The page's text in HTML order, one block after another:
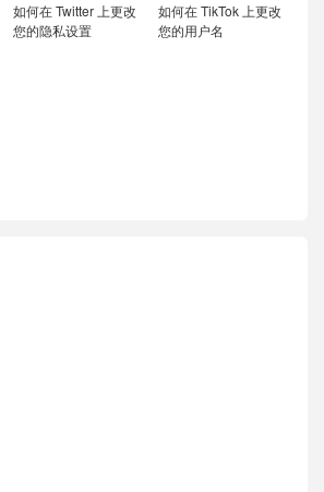
如何在 Twitter 上更改
您的隐私设置
如何在 TikTok 上更改
您的用户名